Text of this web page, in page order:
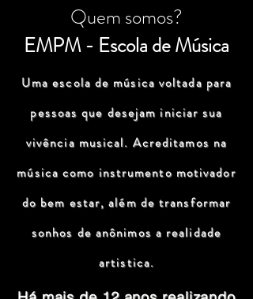
Quem somos?
EMPM - Escola de Música
Uma escola de música voltada para
pessoas que desejam iniciar sua
vivência musical. Acreditamos na
música como instrumento motivador
do bem estar, além de transformar
sonhos de anônimos a realidade
artistica.